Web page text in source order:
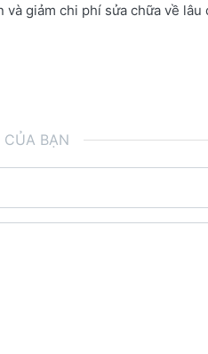
và giảm chi phí sửa chữa về lâu
BẠN